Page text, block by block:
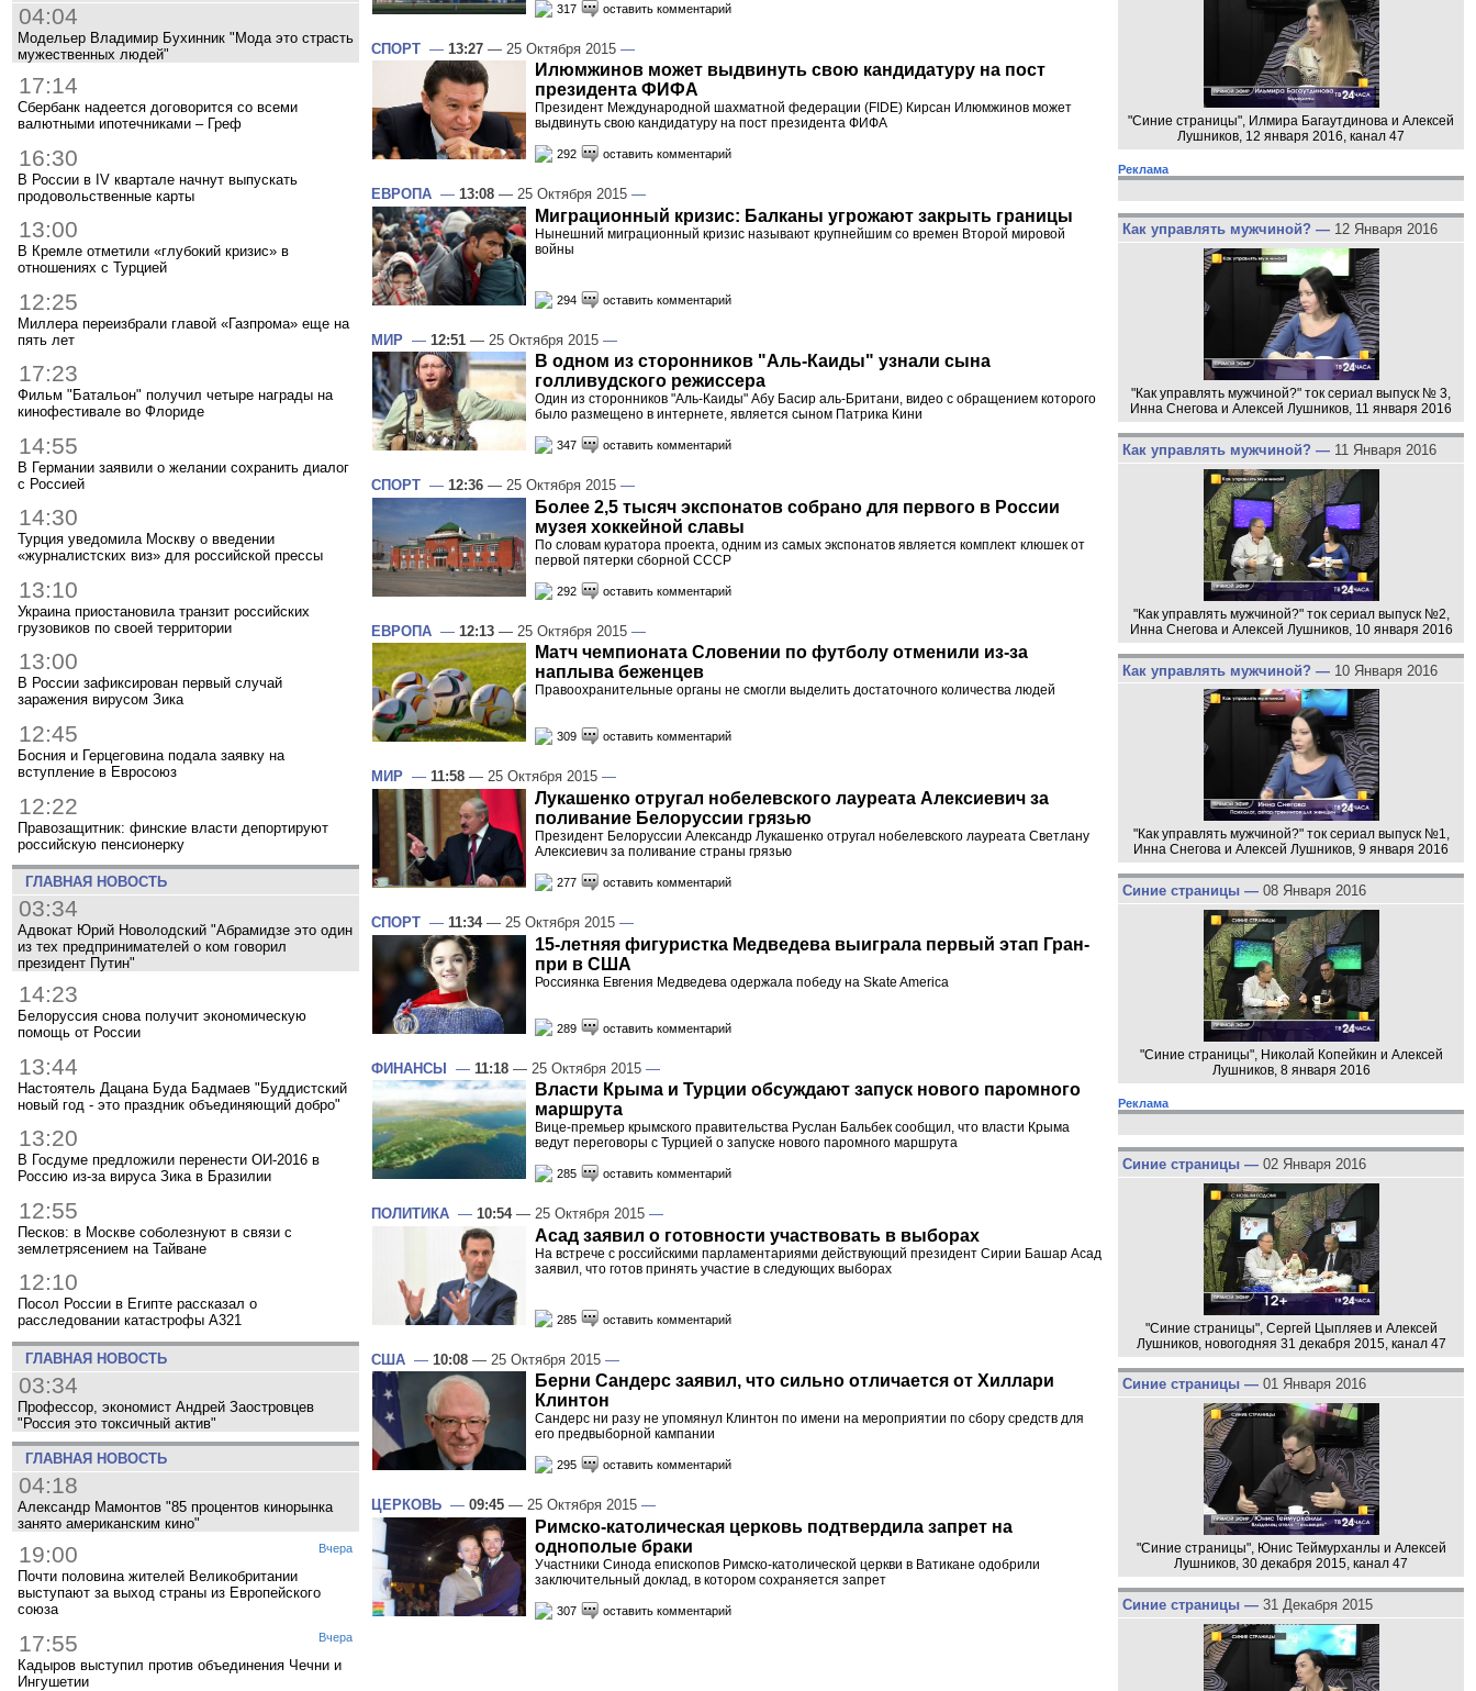
04:04
Модельер Владимир Бухинник "Мода это страсть
мужественных людей"
17:14
Сбербанк надеется договорится со всеми
валютными ипотечниками – Греф
16:30
В России в IV квартале начнут выпускать
продовольственные карты
13:00
В Кремле отметили «глубокий кризис» в
отношениях с Турцией
12:25
Миллера переизбрали главой «Газпрома» еще на
пять лет
17:23
Фильм "Батальон" получил четыре награды на
кинофестивале во Флориде
14:55
В Германии заявили о желании сохранить диалог
с Россией
14:30
Турция уведомила Москву о введении
«журналистских виз» для российской прессы
13:10
Украина приостановила транзит российских
грузовиков по своей территории
13:00
В России зафиксирован первый случай
заражения вирусом Зика
12:45
Босния и Герцеговина подала заявку на
вступление в Евросоюз
12:22
Правозащитник: финские власти депортируют
российскую пенсионерку
ГЛАВНАЯ НОВОСТЬ
03:34
Адвокат Юрий Новолодский "Абрамидзе это один
из тех предпринимателей о ком говорил
президент Путин"
14:23
Белоруссия снова получит экономическую
помощь от России
13:44
Настоятель Дацана Буда Бадмаев "Буддистский
новый год - это праздник объединяющий добро"
13:20
В Госдуме предложили перенести ОИ-2016 в
Россию из-за вируса Зика в Бразилии
12:55
Песков: в Москве соболезнуют в связи с
землетрясением на Тайване
12:10
Посол России в Египте рассказал о
расследовании катастрофы A321
ГЛАВНАЯ НОВОСТЬ
03:34
Профессор, экономист Андрей Заостровцев
"Россия это токсичный актив"
ГЛАВНАЯ НОВОСТЬ
04:18
Александр Мамонтов "85 процентов кинорынка
занято американским кино"
Вчера
19:00
Почти половина жителей Великобритании
выступают за выход страны из Европейского
союза
Вчера
17:55
Кадыров выступил против объединения Чечни и
Ингушетии
317 оставить комментарий
СПОРТ — 13:27 — 25 Октября 2015 —
Илюмжинов может выдвинуть свою кандидатуру на пост
президента ФИФА
Президент Международной шахматной федерации (FIDE) Кирсан Илюмжинов может
выдвинуть свою кандидатуру на пост президента ФИФА
292 оставить комментарий
ЕВРОПА — 13:08 — 25 Октября 2015 —
Миграционный кризис: Балканы угрожают закрыть границы
Нынешний миграционный кризис называют крупнейшим со времен Второй мировой
войны
294 оставить комментарий
МИР — 12:51 — 25 Октября 2015 —
В одном из сторонников "Аль-Каиды" узнали сына
голливудского режиссера
Один из сторонников "Аль-Каиды" Абу Басир аль-Британи, видео с обращением которого
было размещено в интернете, является сыном Патрика Кини
347 оставить комментарий
СПОРТ — 12:36 — 25 Октября 2015 —
Более 2,5 тысяч экспонатов собрано для первого в России
музея хоккейной славы
По словам куратора проекта, одним из самых экспонатов является комплект клюшек от
первой пятерки сборной СССР
292 оставить комментарий
ЕВРОПА — 12:13 — 25 Октября 2015 —
Матч чемпионата Словении по футболу отменили из-за
наплыва беженцев
Правоохранительные органы не смогли выделить достаточного количества людей
309 оставить комментарий
МИР — 11:58 — 25 Октября 2015 —
Лукашенко отругал нобелевского лауреата Алексиевич за
поливание Белоруссии грязью
Президент Белоруссии Александр Лукашенко отругал нобелевского лауреата Светлану
Алексиевич за поливание страны грязью
277 оставить комментарий
СПОРТ — 11:34— 25 Октября 2015 —
15-летняя фигуристка Медведева выиграла первый этап Гран-
при в США
Россиянка Евгения Медведева одержала победу на Skate America
289 оставить комментарий
ФИНАНСЫ — 11:18 — 25 Октября 2015 —
Власти Крыма и Турции обсуждают запуск нового паромного
маршрута
Вице-премьер крымского правительства Руслан Бальбек сообщил, что власти Крыма
ведут переговоры с Турцией о запуске нового паромного маршрута
285 оставить комментарий
ПОЛИТИКА — 10:54— 25 Октября 2015 —
Асад заявил о готовности участвовать в выборах
На встрече с российскими парламентариями действующий президент Сирии Башар Асад
заявил, что готов принять участие в следующих выборах
285 оставить комментарий
США — 10:08 — 25 Октября 2015 —
Берни Сандерс заявил, что сильно отличается от Хиллари
Клинтон
Сандерс ни разу не упомянул Клинтон по имени на мероприятии по сбору средств для
его предвыборной кампании
295 оставить комментарий
ЦЕРКОВЬ — 09:45 — 25 Октября 2015 —
Римско-католическая церковь подтвердила запрет на
однополые браки
Участники Синода епископов Римско-католической церкви в Ватикане одобрили
заключительный доклад, в котором сохраняется запрет
307 оставить комментарий
"Синие страницы", Илмира Багаутдинова и Алексей
Лушников, 12 января 2016, канал 47
Реклама
Как управлять мужчиной? — 12 Января 2016
"Как управлять мужчиной?" ток сериал выпуск № 3,
Инна Снегова и Алексей Лушников, 11 января 2016
Как управлять мужчиной? — 11 Января 2016
"Как управлять мужчиной?" ток сериал выпуск №2,
Инна Снегова и Алексей Лушников, 10 января 2016
Как управлять мужчиной? — 10 Января 2016
"Как управлять мужчиной?" ток сериал выпуск №1,
Инна Снегова и Алексей Лушников, 9 января 2016
Синие страницы — 08 Января 2016
"Синие страницы", Николай Копейкин и Алексей
Лушников, 8 января 2016
Реклама
Синие страницы — 02 Января 2016
"Синие страницы", Сергей Цыпляев и Алексей
Лушников, новогодняя 31 декабря 2015, канал 47
Синие страницы — 01 Января 2016
"Синие страницы", Юнис Теймурханлы и Алексей
Лушников, 30 декабря 2015, канал 47
Синие страницы — 31 Декабря 2015